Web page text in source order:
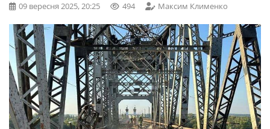
09 вересня 2025, 20:25 494 Максим Клименко